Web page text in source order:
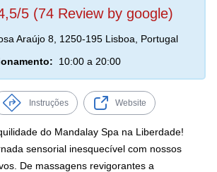
5 (74 Review by google)
Araújo 8, 1250-195 Lisboa, Portugal
10:00 a 20:00
Instruções Website
do Mandalay Spa na Liberdade!
sensorial inesquecível com nossos
De massagens revigorantes a